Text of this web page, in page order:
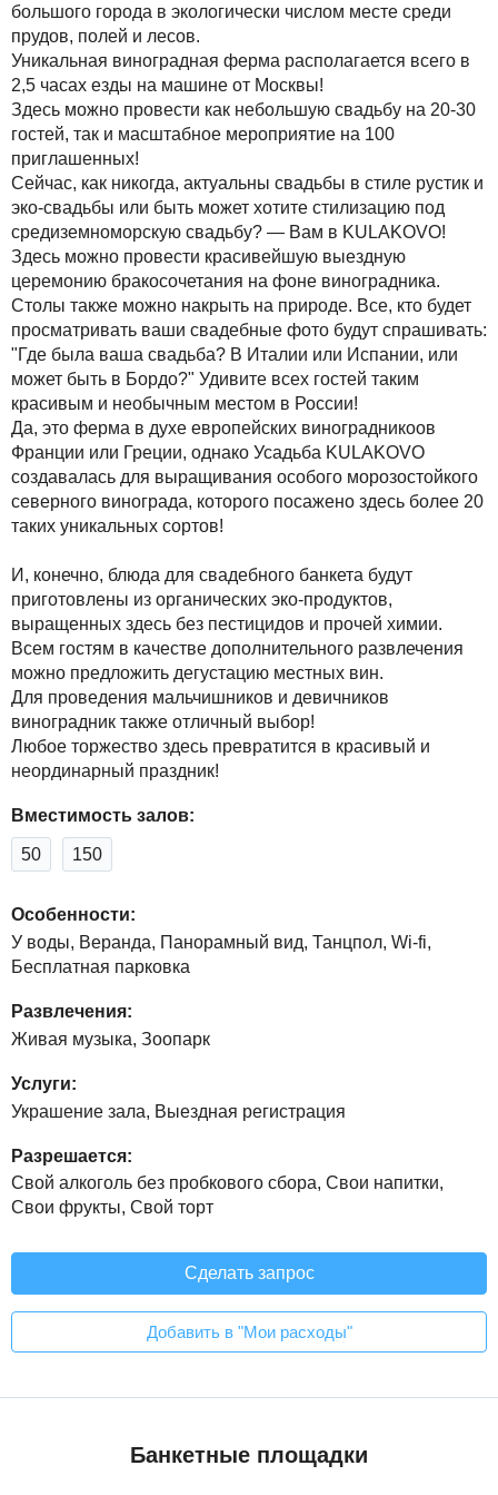
большого города в экологически числом месте среди
прудов, полей и лесов.
Уникальная виноградная ферма располагается всего в
2,5 часах езды на машине от Москвы!
Здесь можно провести как небольшую свадьбу на 20-30
гостей, так и масштабное мероприятие на 100
приглашенных!
Сейчас, как никогда, актуальны свадьбы в стиле рустик и
эко-свадьбы или быть может хотите стилизацию под
средиземноморскую свадьбу? — Вам в KULAKOVO!
Здесь можно провести красивейшую выездную
церемонию бракосочетания на фоне виноградника.
Столы также можно накрыть на природе. Все, кто будет
просматривать ваши свадебные фото будут спрашивать:
"Где была ваша свадьба? В Италии или Испании, или
может быть в Бордо?" Удивите всех гостей таким
красивым и необычным местом в России!
Да, это ферма в духе европейских виноградникоов
Франции или Греции, однако Усадьба KULAKOVO
создавалась для выращивания особого морозостойкого
северного винограда, которого посажено здесь более 20
таких уникальных сортов!
И, конечно, блюда для свадебного банкета будут
приготовлены из органических эко-продуктов,
выращенных здесь без пестицидов и прочей химии.
Всем гостям в качестве дополнительного развлечения
можно предложить дегустацию местных вин.
Для проведения мальчишников и девичников
виноградник также отличный выбор!
Любое торжество здесь превратится в красивый и
неординарный праздник!
Вместимость залов:
50 150
Особенности:
У воды, Веранда, Панорамный вид, Танцпол, Wi-fi,
Бесплатная парковка
Развлечения:
Живая музыка, Зоопарк
Услуги:
Украшение зала, Выездная регистрация
Разрешается:
Свой алкоголь без пробкового сбора, Свои напитки,
Свои фрукты, Свой торт
Сделать запрос
Добавить в "Мои расходы"
Банкетные площадки